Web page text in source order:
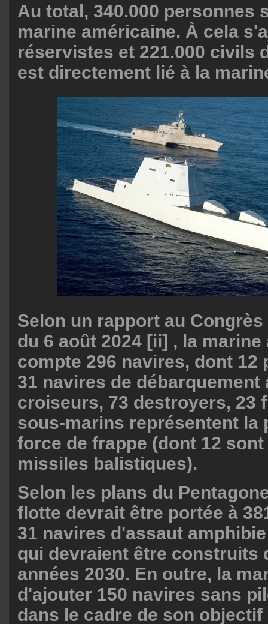
Au total, 340.000 personnes
marine américaine. À cela
réservistes et 221.000 civils
est directement lié à la
Selon un rapport au
du 6 août 2024 [ii] , la
compte 296 navires, dont 12
31 navires de débarquement
croiseurs, 73 destroyers, 23
sous-marins représentent la
force de frappe (dont 12
missiles balistiques).
Selon les plans du
flotte devrait être portée à
31 navires d'assaut
qui devraient être construits
années 2030. En outre, la
d'ajouter 150 navires sans
dans le cadre de son objectif